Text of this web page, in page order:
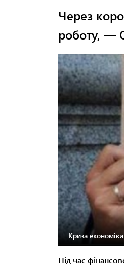
Через
роботу, —
Криза
Під час